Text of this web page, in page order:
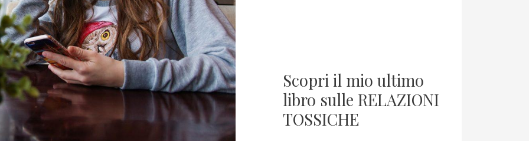
Scopri il mio ultimo
libro sulle RELAZIONI
TOSSICHE